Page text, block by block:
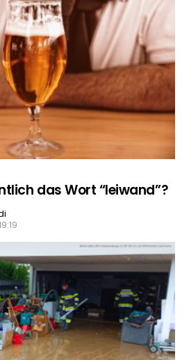
das Wort “leiwand”?